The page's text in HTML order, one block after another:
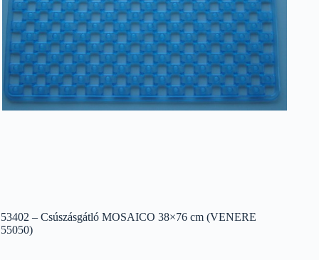
53402 – Csúszásgátló MOSAICO 38×76 cm (VENERE
55050)